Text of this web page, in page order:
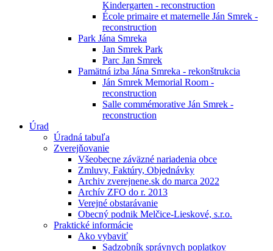
Kindergarten - reconstruction
École primaire et maternelle Ján Smrek -
reconstruction
Park Jána Smreka
Jan Smrek Park
Parc Jan Smrek
Pamätná izba Jána Smreka - rekonštrukcia
Ján Smrek Memorial Room -
reconstruction
Salle commémorative Ján Smrek -
reconstruction
Úrad
Úradná tabuľa
Zverejňovanie
Všeobecne záväzné nariadenia obce
Zmluvy, Faktúry, Objednávky
Archiv zverejnene.sk do marca 2022
Archív ZFO do r. 2013
Verejné obstarávanie
Obecný podnik Melčice-Lieskové, s.r.o.
Praktické informácie
Ako vybaviť
Sadzobník správnych poplatkov